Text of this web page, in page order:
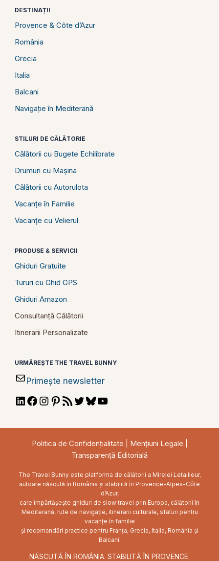
DESTINAȚII
Provence & Côte d’Azur
România
Grecia
Italia
Balcani
Navigație în Mediterană
STILURI DE CĂLĂTORIE
Călătorii cu Bugete Echilibrate
Drumuri cu Mașina
Călătorii cu Autorulota
Vacanțe în Familie
Vacanțe cu Velierul
PRODUSE & SERVICII
Ghiduri Gratuite
Tururi cu Ghid GPS
Ghiduri Amazon
Consultanță Călătorii
Itinerarii Personalizate
URMĂREȘTE THE TRAVEL BUNNY
Primește newsletter
LinkedIn
Facebook
Instagram
Pinterest
RSSTwitterBluesky
Politica de Confidențialitate Mențiuni Legale
Transparență Editorială
The Travel Bunny este platforma de călătorii a Mirelei Letailleur,
autoare născută în România și stabilită în Provence-Alpes-Côte
d’Azur,
care împărtășește ghiduri de slow travel prin Europa, călătorii în
Mediterană, rute de navigație, itinerarii culturale, sfaturi pentru
vacanțe în familie
și recomandări practice pentru Franța, Grecia, Italia, România și
Balcani.
NĂSCUTĂ ÎN ROMÂNIA. STABILITĂ ÎN PROVENCE.